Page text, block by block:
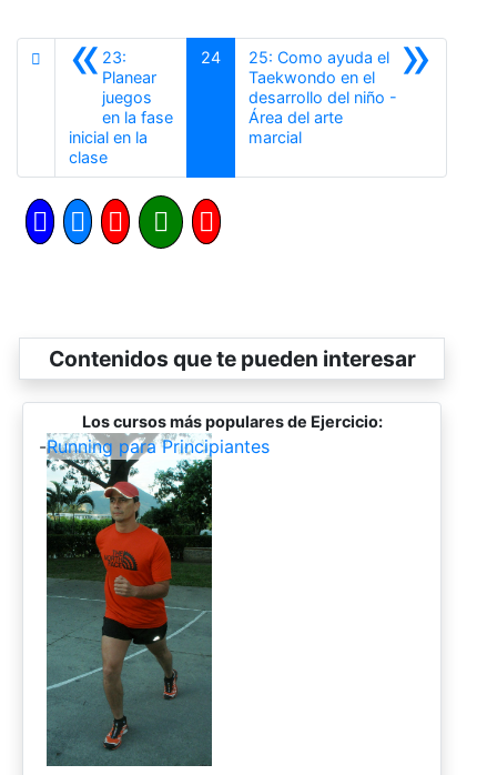
«23:
Planear
juegos
en la fase
inicial en la
claseAnterior
24 »
25: Como ayuda el
Taekwondo en el
desarrollo del niño -
Área del arte
marcialSiguiente
Contenidos que te pueden interesar
Los cursos más populares de Ejercicio:
-Running para Principiantes